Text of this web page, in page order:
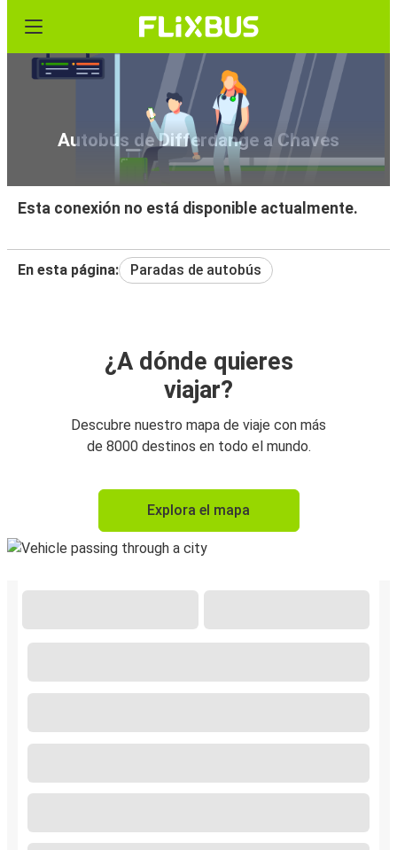
Autobús de Differdange a Chaves
Esta conexión no está disponible actualmente.
En esta página: Paradas de autobús
¿A dónde quieres
viajar?
Descubre nuestro mapa de viaje con más
de 8000 destinos en todo el mundo.
Explora el mapa